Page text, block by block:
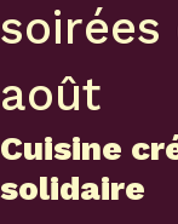
soirées
août
Cuisine
solidaire